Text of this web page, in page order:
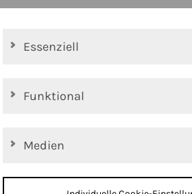
Essenziell
Funktional
Medien